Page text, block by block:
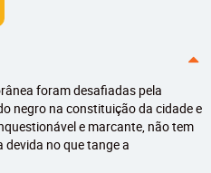
foram desafiadas pela
negro na constituição da cidade e
e marcante, não tem
no que tange a